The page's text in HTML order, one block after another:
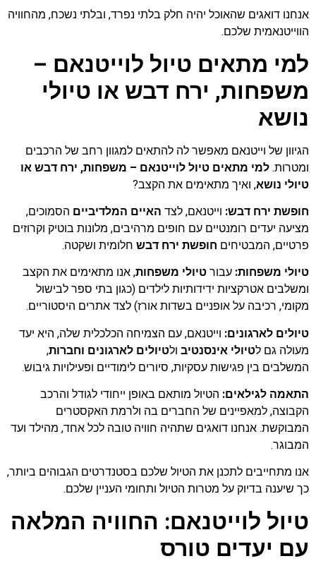
אנחנו דואגים שהאוכל יהיה חלק בלתי נפרד, ובלתי נשכח, מהחוויה
הווייטנאמית שלכם.
למי מתאים טיול לוייטנאם –
משפחות, ירח דבש או טיולי
נושא
הגיוון של וייטנאם מאפשר לה להתאים למגוון רחב של הרכבים
ומטרות. למי מתאים טיול לוייטנאם – משפחות, ירח דבש או
טיולי נושא, ואיך מתאימים את הקצב?
חופשת ירח דבש: וייטנאם, לצד האיים המלדיביים הסמוכים,
מציעה יעדים רומנטיים עם חופים מרהיבים, מלונות בוטיק וקרוזים
פרטיים, המבטיחים חופשת ירח דבש חלומית ושקטה.
טיולי משפחות: עבור טיולי משפחות, אנו מתאימים את הקצב
ומשלבים אטרקציות ידידותיות לילדים (כגון בתי ספר לבישול
מקומי, רכיבה על אופניים בשדות אורז) לצד אתרים היסטוריים.
טיולים לארגונים: וייטנאם, עם הצמיחה הכלכלית שלה, היא יעד
מעולה גם לטיולי אינסנטיב ולטיולים לארגונים וחברות,
המשלבים בין פגישות עסקיות, סיורים לימודיים ופעילויות גיבוש.
התאמה לגילאים: הטיול מותאם באופן ייחודי לגודל והרכב
הקבוצה, למאפיינים של החברים בה ולרמת האקסטרים
המבוקשת. אנחנו דואגים שתהיה חוויה טובה לכל אחד, מהילד ועד
המבוגר.
אנו מתחייבים לתכנן את הטיול שלכם בסטנדרטים הגבוהים ביותר,
כך שיענה בדיוק על מטרות הטיול ותחומי העניין שלכם.
טיול לוייטנאם: החוויה המלאה
עם יעדים טורס